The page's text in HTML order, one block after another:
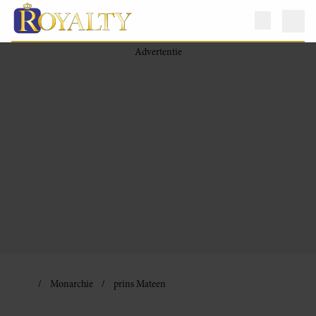
Monarchie prins Mateen